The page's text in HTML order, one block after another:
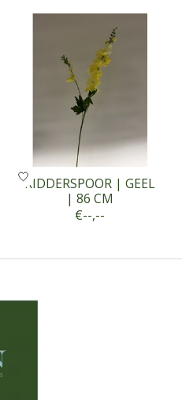
RIDDERSPOOR | GEEL
| 86 CM
€--,--